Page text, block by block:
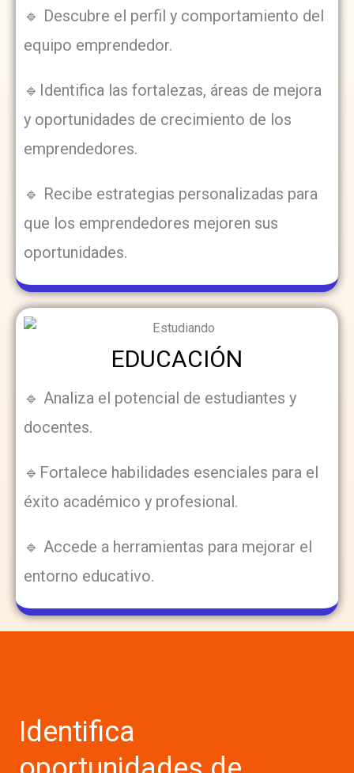
🔹 Descubre el perfil y comportamiento del
equipo emprendedor.
🔹Identifica las fortalezas, áreas de mejora
y oportunidades de crecimiento de los
emprendedores.
🔹 Recibe estrategias personalizadas para
que los emprendedores mejoren sus
oportunidades.
EDUCACIÓN
🔹 Analiza el potencial de estudiantes y
docentes.
🔹Fortalece habilidades esenciales para el
éxito académico y profesional.
🔹 Accede a herramientas para mejorar el
entorno educativo.
Identifica